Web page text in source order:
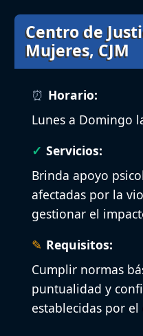
Centro de
Mujeres, CJM
Horario:
Lunes a Domingo
Servicios:
Brinda apoyo
afectadas por la
gestionar el
Requisitos:
Cumplir normas
puntualidad y
establecidas por el